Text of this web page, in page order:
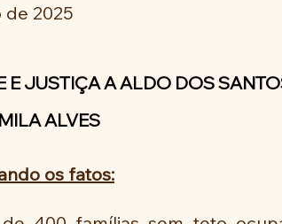
de 2025
E JUSTIÇA A ALDO DOS
ALVES
os fatos: